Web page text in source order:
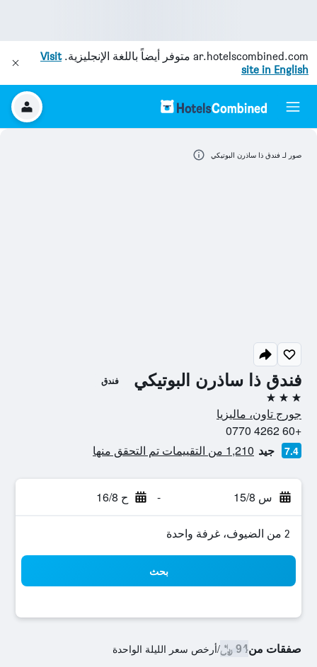
ar.hotelscombined.com متوفر أيضاً باللغة الإنجليزية.Visit
site in English
فندق ذا ساذرن البوتيكي فندق
3 نجوم
جورج تاون، ماليزيا
+60 4262 0770
7.4 جيد 1,210 من التقييمات تم التحقق منها
س 15/8 - ح 16/8
2 من الضيوف، غرفة واحدة
بحث
صفقات من94 ﷼ /أرخص سعر الليلة الواحدة
صور لـ فندق ذا ساذرن البوتيكي